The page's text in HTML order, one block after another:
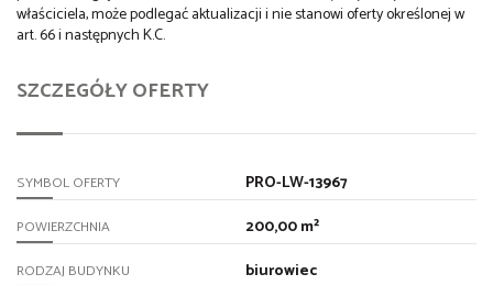
właściciela, może podlegać aktualizacji i nie stanowi oferty określonej w
art. 66 i następnych K.C.
SZCZEGÓŁY OFERTY
SYMBOL OFERTY PRO-LW-13967
POWIERZCHNIA 200,00 m²
RODZAJ BUDYNKU biurowiec